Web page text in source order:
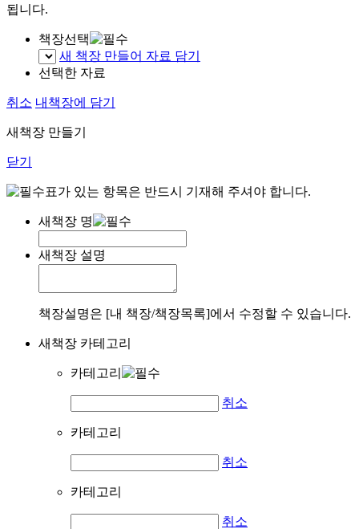
됩니다.
책장선택
새 책장 만들어 자료 담기
선택한 자료
취소 내책장에 담기
새책장 만들기
닫기
표가 있는 항목은 반드시 기재해 주셔야 합니다.
새책장 명
새책장 설명
책장설명은 [내 책장/책장목록]에서 수정할 수 있습니다.
새책장 카테고리
카테고리
취소
카테고리
취소
카테고리
취소